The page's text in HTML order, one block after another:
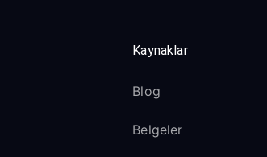
Kaynaklar
Blog
Belgeler